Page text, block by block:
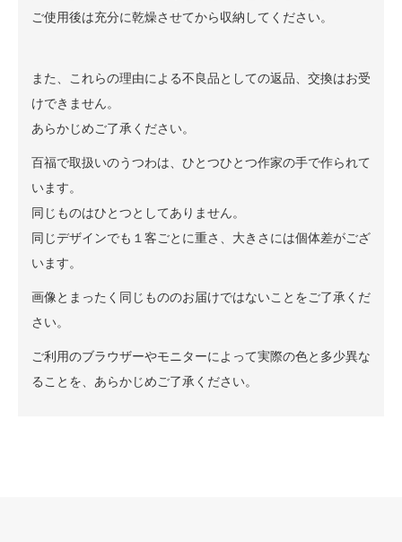
ご使用後は充分に乾燥させてから収納してください。
また、これらの理由による不良品としての返品、交換はお受
けできません。
あらかじめご了承ください。
百福で取扱いのうつわは、ひとつひとつ作家の手で作られて
います。
同じものはひとつとしてありません。
同じデザインでも１客ごとに重さ、大きさには個体差がござ
います。
画像とまったく同じもののお届けではないことをご了承くだ
さい。
ご利用のブラウザーやモニターによって実際の色と多少異な
ることを、あらかじめご了承ください。